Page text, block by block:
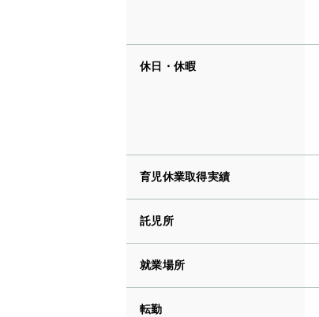
休日・休暇
育児休業取得実績
託児所
就業場所
転勤